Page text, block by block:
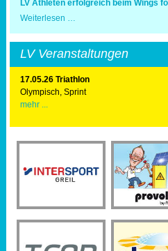
LV Athleten erfolgreich beim Wings
Weiterlesen …
beim
Wings
for
Life
Run
LV Veranstaltungen
17.05.26 Triathlon
Olympisch, Sprint
mehr ...